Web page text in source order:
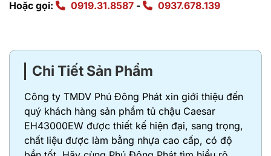
Hoặc gọi: 0919.31.8587 - 0937.678.139
Chi Tiết Sản Phẩm
Công ty TMDV Phú Đông Phát xin giới thiệu đến
quý khách hàng sản phẩm tủ chậu Caesar
EH43000EW được thiết kế hiện đại, sang trọng,
chất liệu được làm bằng nhựa cao cấp, có độ